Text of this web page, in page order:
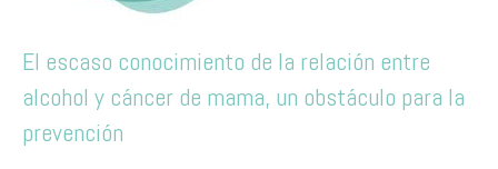
El escaso conocimiento de la relación entre
alcohol y cáncer de mama, un obstáculo para la
prevención